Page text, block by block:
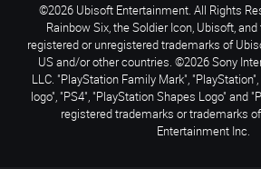
©2026 Ubisoft Entertainment. All Rights
Rainbow Six, the Soldier Icon, Ubisoft,
registered or unregistered trademarks of
US and/or other countries. ©2026 Sony
LLC. "PlayStation Family Mark", "PlayStation",
logo", "PS4", "PlayStation Shapes Logo" and
registered trademarks or trademarks
Entertainment Inc.